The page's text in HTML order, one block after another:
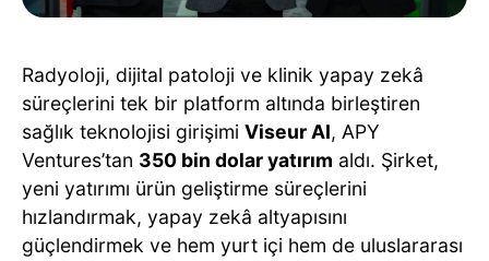
Radyoloji, dijital patoloji ve klinik yapay zekâ
süreçlerini tek bir platform altında birleştiren
sağlık teknolojisi girişimi Viseur AI, APY
Ventures’tan 350 bin dolar yatırım aldı. Şirket,
yeni yatırımı ürün geliştirme süreçlerini
hızlandırmak, yapay zekâ altyapısını
güçlendirmek ve hem yurt içi hem de uluslararası